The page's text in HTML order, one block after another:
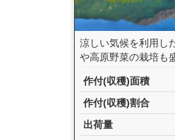
涼しい気候を利用し
や高原野菜の栽培も
作付(収穫)面積
作付(収穫)割合
出荷量